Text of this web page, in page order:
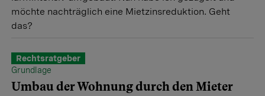
möchte nachträglich eine Mietzinsreduktion. Geht
das?
Rechtsratgeber
Grundlage
Umbau der Wohnung durch den Mieter